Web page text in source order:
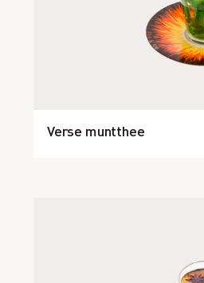
Verse muntthee